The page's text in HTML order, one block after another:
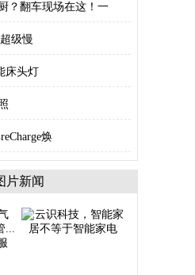
？翻车现场在这！一
级慢
床头灯
焕
片新闻